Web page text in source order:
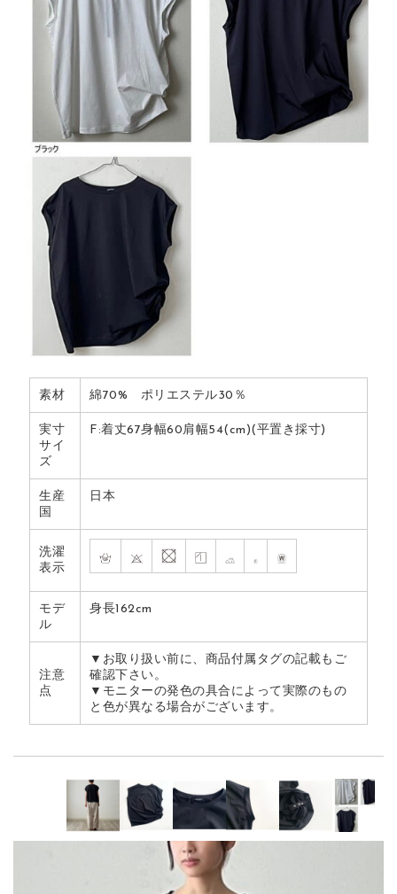
素材 綿70% ポリエステル30％
実寸
サイ
ズ
F:着丈67身幅60肩幅54(cm)(平置き採寸)
生産
国
日本
洗濯
表示
モデ
ル
身長162cm
注意
点
▼お取り扱い前に、商品付属タグの記載もご
確認下さい。
▼モニターの発色の具合によって実際のもの
と色が異なる場合がございます。